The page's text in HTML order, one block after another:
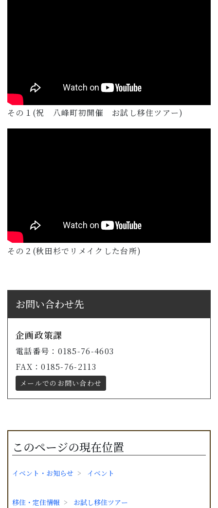
その１(祝 八峰町初開催 お試し移住ツアー)
その２(秋田杉でリメイクした台所)
お問い合わせ先
企画政策課
電話番号：0185-76-4603
FAX：0185-76-2113
メールでのお問い合わせ
このページの現在位置
イベント・お知らせ イベント
移住・定住情報 お試し移住ツアー